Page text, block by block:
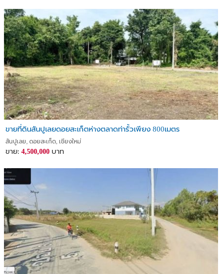
ขายที่ดินสันปูเลยดอยสะเก็ตห่างตลาดท่ารั้วเพียง 800เมตร
สันปูเลย, ดอยสะเก็ด, เชียงใหม่
ขาย: 4,500,000 บาท